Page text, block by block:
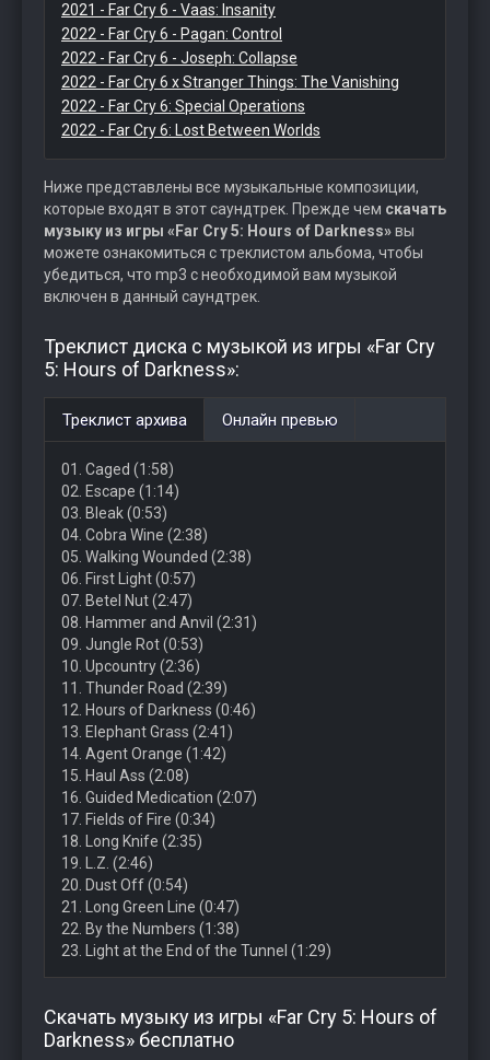
2021 - Far Cry 6 - Vaas: Insanity
2022 - Far Cry 6 - Pagan: Control
2022 - Far Cry 6 - Joseph: Collapse
2022 - Far Cry 6 x Stranger Things: The Vanishing
2022 - Far Cry 6: Special Operations
2022 - Far Cry 6: Lost Between Worlds
Ниже представлены все музыкальные композиции,
которые входят в этот саундтрек. Прежде чем скачать
музыку из игры «Far Cry 5: Hours of Darkness»вы
можете ознакомиться с треклистом альбома, чтобы
убедиться, что mp3 с необходимой вам музыкой
включен в данный саундтрек.
Треклист диска с музыкой из игры «Far Cry
5: Hours of Darkness»:
Треклист архива Онлайн превью
01. Caged (1:58)
02. Escape (1:14)
03. Bleak (0:53)
04. Cobra Wine (2:38)
05. Walking Wounded (2:38)
06. First Light (0:57)
07. Betel Nut (2:47)
08. Hammer and Anvil (2:31)
09. Jungle Rot (0:53)
10. Upcountry (2:36)
11. Thunder Road (2:39)
12. Hours of Darkness (0:46)
13. Elephant Grass (2:41)
14. Agent Orange (1:42)
15. Haul Ass (2:08)
16. Guided Medication (2:07)
17. Fields of Fire (0:34)
18. Long Knife (2:35)
19. L.Z. (2:46)
20. Dust Off (0:54)
21. Long Green Line (0:47)
22. By the Numbers (1:38)
23. Light at the End of the Tunnel (1:29)
Скачать музыку из игры «Far Cry 5: Hours of
Darkness» бесплатно